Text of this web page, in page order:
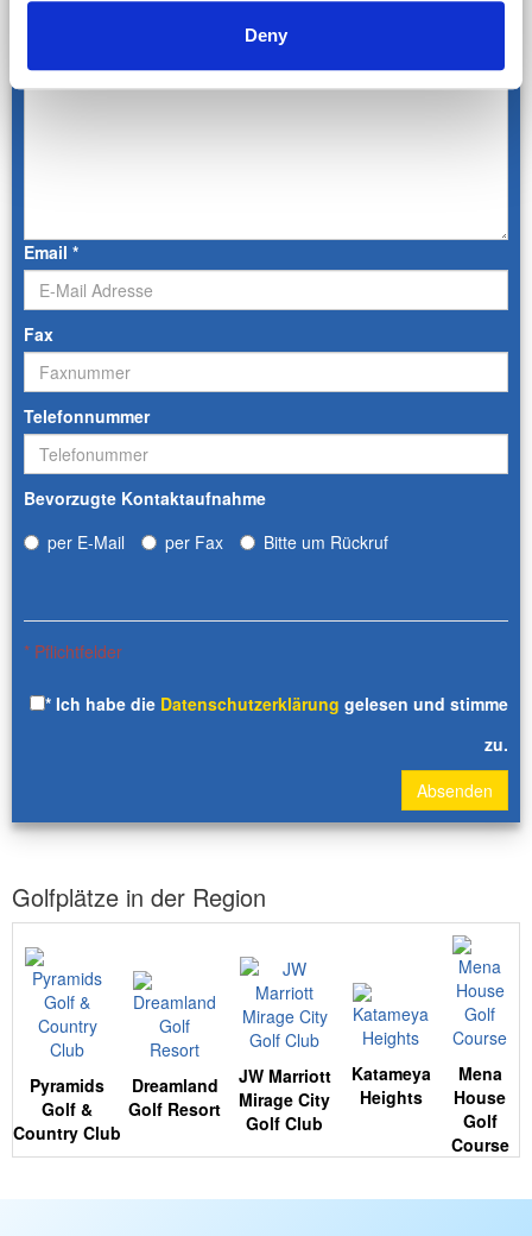
Deny
Email *
Fax
Telefonnummer
Bevorzugte Kontaktaufnahme
per E-Mail
per Fax Bitte um Rückruf
* Pflichtfelder
* Ich habe die Datenschutzerklärung gelesen und stimme
zu.
Absenden
Golfplätze in der Region
Pyramids
Golf &
Country Club
Dreamland
Golf Resort
JW Marriott
Mirage City
Golf Club
Katameya
Heights
Mena
House
Golf
Course